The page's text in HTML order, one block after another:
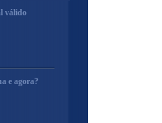
válido
e agora?